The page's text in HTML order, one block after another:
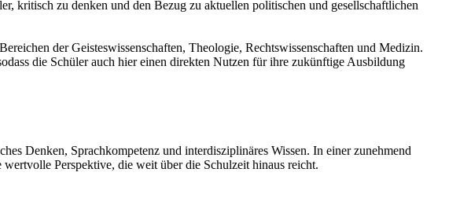
kritisch zu denken und den Bezug zu aktuellen politischen und gesellschaftlichen
der Geisteswissenschaften, Theologie, Rechtswissenschaften und Medizin.
die Schüler auch hier einen direkten Nutzen für ihre zukünftige Ausbildung
Denken, Sprachkompetenz und interdisziplinäres Wissen. In einer zunehmend
Perspektive, die weit über die Schulzeit hinaus reicht.